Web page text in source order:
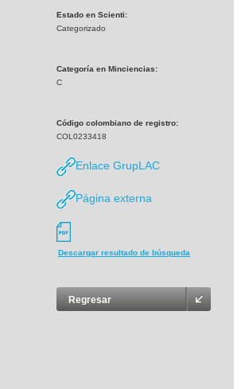
Estado en Scienti:
Categorizado
Categoría en Minciencias:
C
Código colombiano de registro:
COL0233418
Enlace GrupLAC
Página externa
Descargar resultado de búsqueda
Regresar